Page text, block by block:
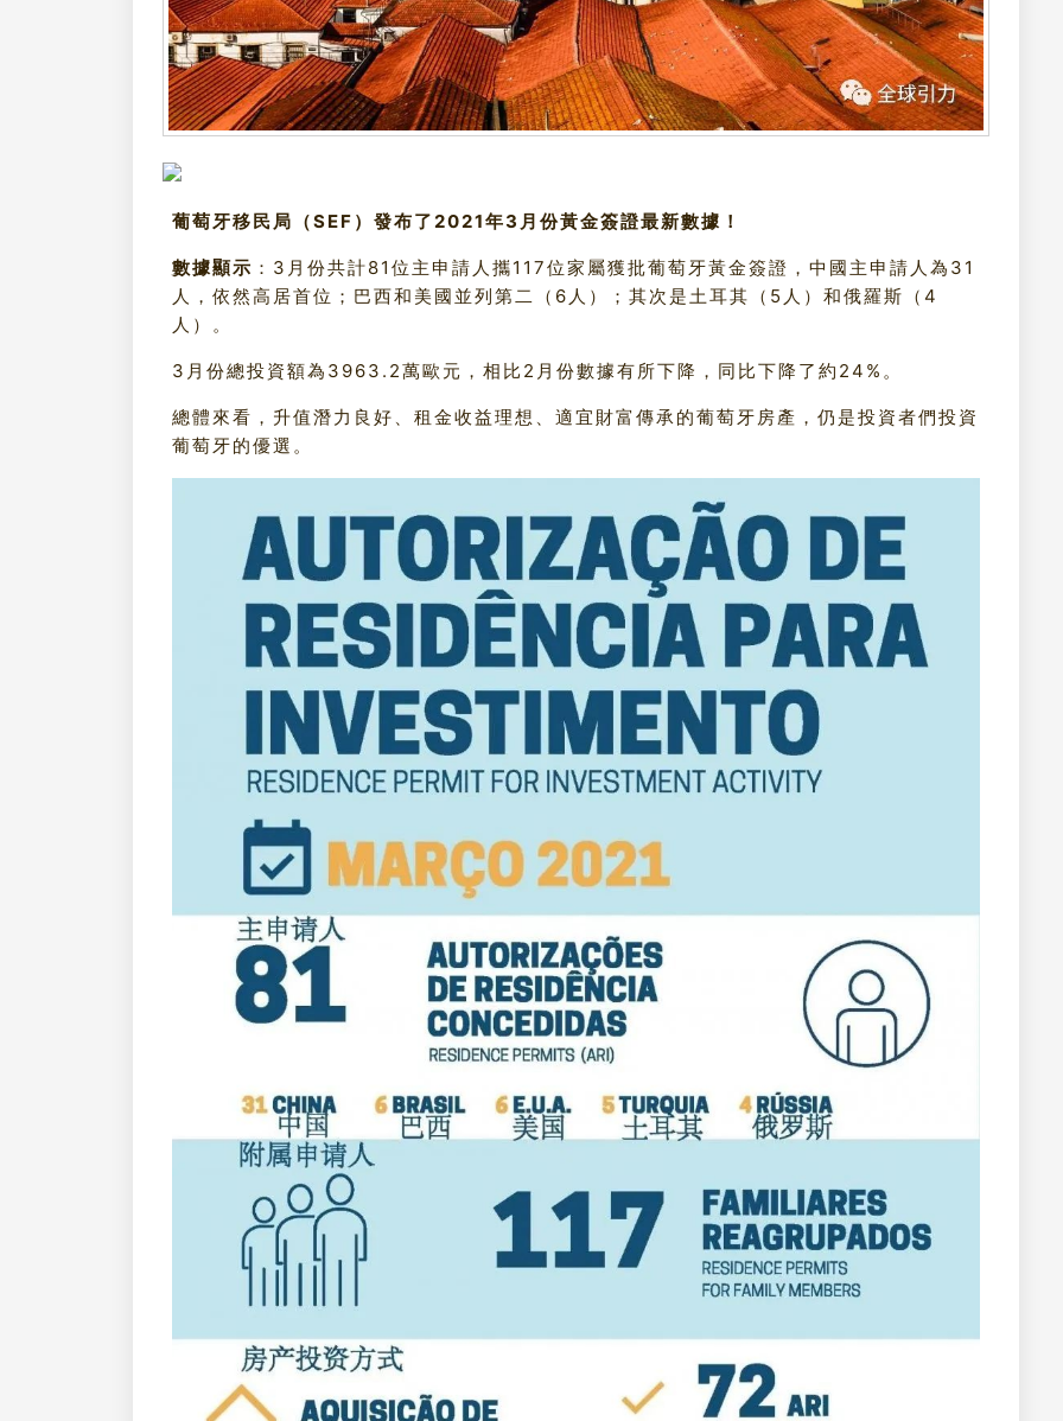
葡萄牙移民局（SEF）發布了2021年3月份黃金簽證最新數據！
數據顯示 ：3月份共計81位主申請人攜117位家屬獲批葡萄牙黃金簽證，中國主申請人為31
人，依然高居首位；巴西和美國並列第二（6人）；其次是土耳其（5人）和俄羅斯（4
人）。
3月份總投資額為3963.2萬歐元，相比2月份數據有所下降，同比下降了約24%。
總體來看，升值潛力良好、租金收益理想、適宜財富傳承的葡萄牙房產，仍是投資者們投資
葡萄牙的優選。